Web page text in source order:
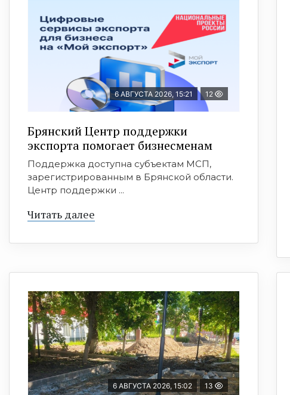
6 АВГУСТА 2026, 15:21 12
Брянский Центр поддержки
экспорта помогает бизнесменам
Поддержка доступна субъектам МСП,
зарегистрированным в Брянской области.
Центр поддержки ...
Читать далее
6 АВГУСТА 2026, 15:02 13